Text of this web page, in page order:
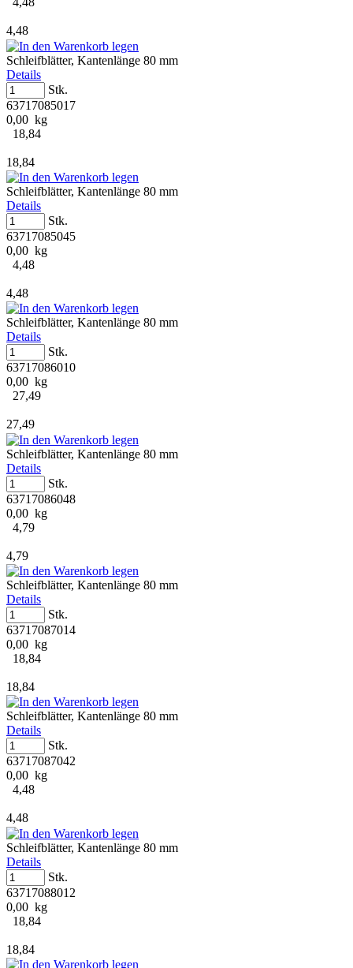
4,48
Schleifblätter, Kantenlänge 80 mm
Details
Stk.
63717085017
0,00 kg
18,84
18,84
Schleifblätter, Kantenlänge 80 mm
Details
Stk.
63717085045
0,00 kg
4,48
4,48
Schleifblätter, Kantenlänge 80 mm
Details
Stk.
63717086010
0,00 kg
27,49
27,49
Schleifblätter, Kantenlänge 80 mm
Details
Stk.
63717086048
0,00 kg
4,79
4,79
Schleifblätter, Kantenlänge 80 mm
Details
Stk.
63717087014
0,00 kg
18,84
18,84
Schleifblätter, Kantenlänge 80 mm
Details
Stk.
63717087042
0,00 kg
4,48
4,48
Schleifblätter, Kantenlänge 80 mm
Details
Stk.
63717088012
0,00 kg
18,84
18,84